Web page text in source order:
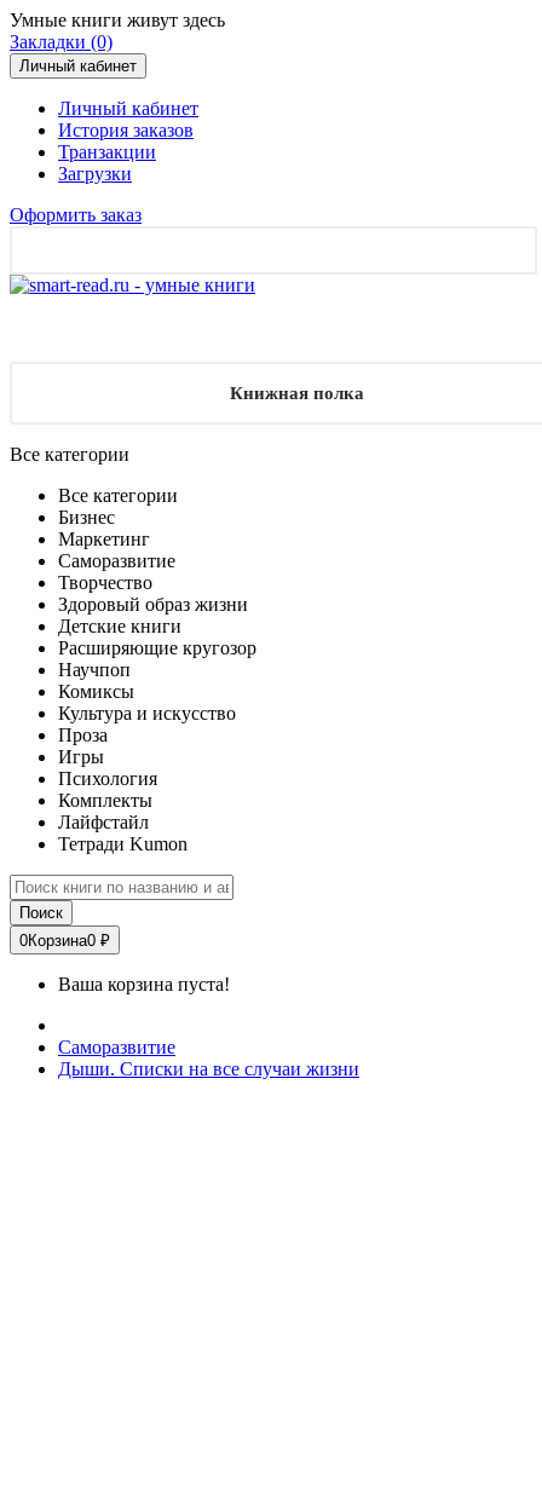
Умные книги живут здесь
Закладки (0)
Личный кабинет
Личный кабинет
История заказов
Транзакции
Загрузки
Оформить заказ
Книжная полка
Все категории
Все категории
Бизнес
Маркетинг
Саморазвитие
Творчество
Здоровый образ жизни
Детские книги
Расширяющие кругозор
Научпоп
Комиксы
Культура и искусство
Проза
Игры
Психология
Комплекты
Лайфстайл
Тетради Kumon
Поиск
0Корзина0 ₽
Ваша корзина пуста!
Саморазвитие
Дыши. Списки на все случаи жизни